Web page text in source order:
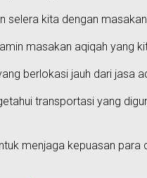
kita dengan
masakan aqiqah yang
berlokasi jauh dari jasa
transportasi yang
menjaga kepuasan para